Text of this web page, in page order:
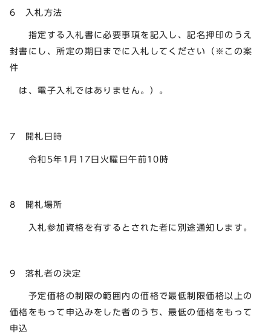
6 入札方法
指定する入札書に必要事項を記入し、記名押印のうえ
封書にし、所定の期日までに入札してください（※この案
件
は、電子入札ではありません。）。
7 開札日時
令和5年1月17日火曜日午前10時
8 開札場所
入札参加資格を有するとされた者に別途通知します。
9 落札者の決定
予定価格の制限の範囲内の価格で最低制限価格以上の
価格をもって申込みをした者のうち、最低の価格をもって
申込